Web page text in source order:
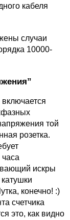
кабеля
случаи
10000-
той
розетка.
часа
искры
конечно! :)
счетчика
это, как видно